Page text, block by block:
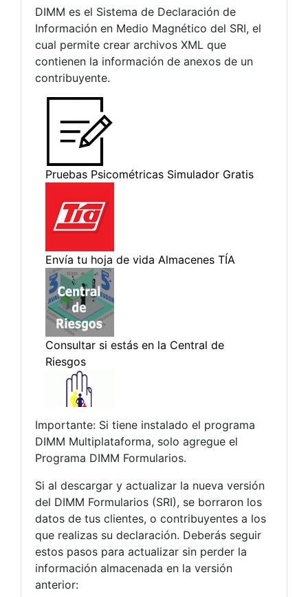
DIMM es el Sistema de Declaración de
Información en Medio Magnético del SRI, el
cual permite crear archivos XML que
contienen la información de anexos de un
contribuyente.
Importante: Si tiene instalado el programa
DIMM Multiplataforma, solo agregue el
Programa DIMM Formularios.
Si al descargar y actualizar la nueva versión
del DIMM Formularios (SRI), se borraron los
datos de tus clientes, o contribuyentes a los
que realizas su declaración. Deberás seguir
estos pasos para actualizar sin perder la
información almacenada en la versión
anterior: